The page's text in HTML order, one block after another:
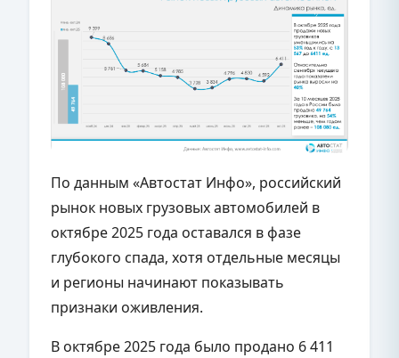
По данным «Автостат Инфо», российский
рынок новых грузовых автомобилей в
октябре 2025 года оставался в фазе
глубокого спада, хотя отдельные месяцы
и регионы начинают показывать
признаки оживления.
В октябре 2025 года было продано 6 411